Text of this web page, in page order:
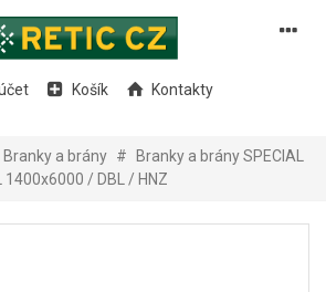
Košík Kontakty
Branky a brány #
Branky a brány SPECIAL
1400x6000 / DBL / HNZ